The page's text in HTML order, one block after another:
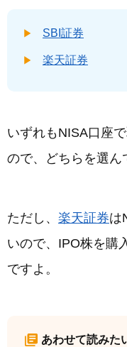
SBI証券
楽天証券
いずれもNISA口座
ので、どちらを選ん
ただし、 楽天証券は
いので、IPO株を購
ですよ。
あわせて読みた